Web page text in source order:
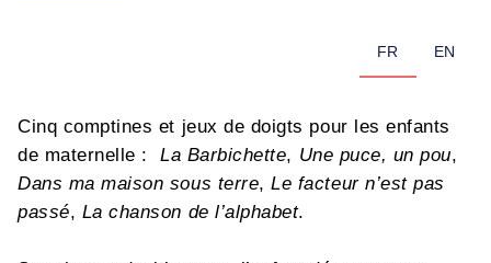
FR EN
Cinq comptines et jeux de doigts pour les enfants
de maternelle :La Barbichette, Une puce, un pou,
Dans ma maison sous terre,Le facteur n’est pas
passé, La chanson de l’alphabet.